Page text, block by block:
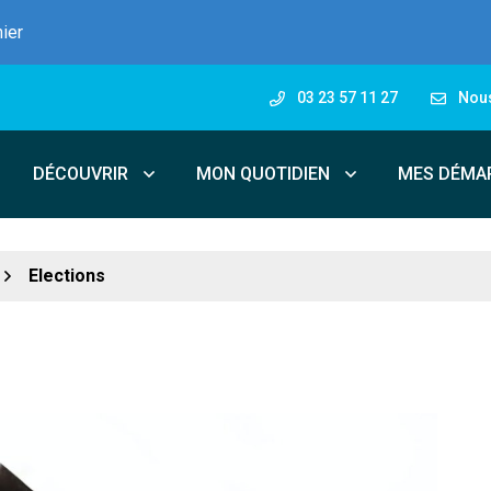
03 23 57 11 27
DÉCOUVRIR MON QUOTIDIEN MES
Elections